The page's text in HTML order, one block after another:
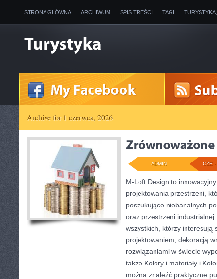
STRONA GŁÓWNA ARCHIWUM SPIS TREŚCI TAGI
Archive for 1 czerwca, 2026
CZE -
ADMIN
M-Loft Design to
projektowania przestrzeni,
poszukujące niebanalnych
oraz przestrzeni
wszystkich, którzy interesują
projektowaniem, dekoracją
rozwiązaniami w świecie
także Kolory i materiały i
można znaleźć praktyczne